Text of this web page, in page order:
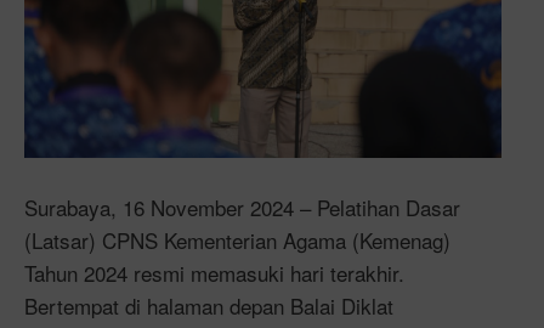
Surabaya, 16 November 2024 – Pelatihan Dasar
(Latsar) CPNS Kementerian Agama (Kemenag)
Tahun 2024 resmi memasuki hari terakhir.
Bertempat di halaman depan Balai Diklat